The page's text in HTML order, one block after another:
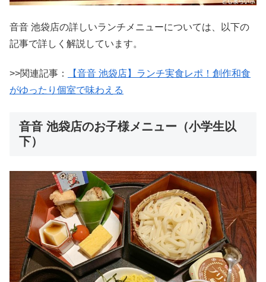
音音 池袋店の詳しいランチメニューについては、以下の
記事で詳しく解説しています。
>>関連記事：
【音音 池袋店】ランチ実食レポ！創作和食
がゆったり個室で味わえる
音音 池袋店のお子様メニュー（小学生以
下）